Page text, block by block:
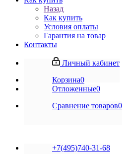
Назад
Как купить
Условия оплаты
Гарантия на товар
Контакты
Личный кабинет
Корзина0
Отложенные0
Сравнение товаров0
+7(495)740-31-68